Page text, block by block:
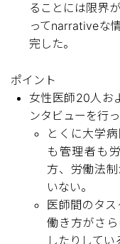
ることには限界
ってnarrativeな
完した。
ポイント
女性医師20人お
ンタビューを行っ
とくに大学
も管理者も
方、労働法
いない。
医師間のタ
働き方がさ
したりしてい